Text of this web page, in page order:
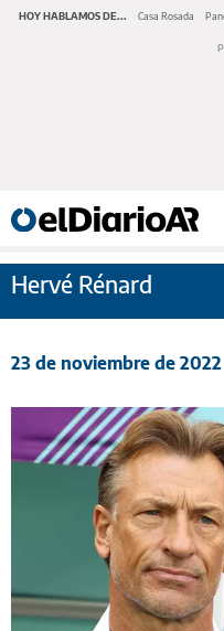
HOY HABLAMOS DE... Casa Rosada
Hervé Rénard
23 de noviembre de 2022